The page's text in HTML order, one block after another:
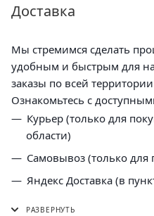
Доставка
Мы стремимся сделать
удобным и быстрым для
заказы по всей
Ознакомьтесь с
Курьер (только для
области)
Самовывоз (только для
Яндекс Доставка (в